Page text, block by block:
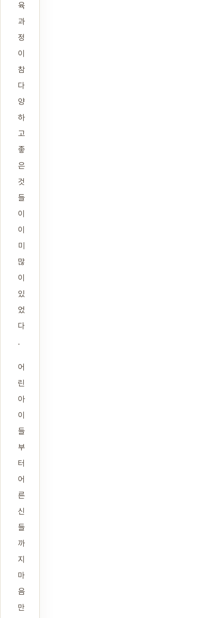
육
과
정
이
참
다
양
하
고
좋
은
것
들
이
이
미
많
이
있
었
다
.
어
린
아
이
들
부
터
어
른
신
들
까
지
마
음
만